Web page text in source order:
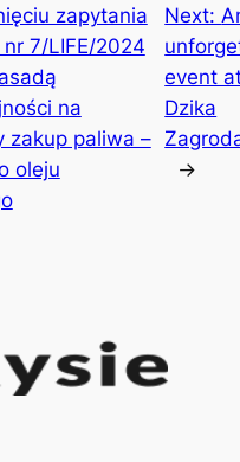
zapytania
7/LIFE/2024
na
zakup paliwa –
oleju
Next:
event
Dzika
→